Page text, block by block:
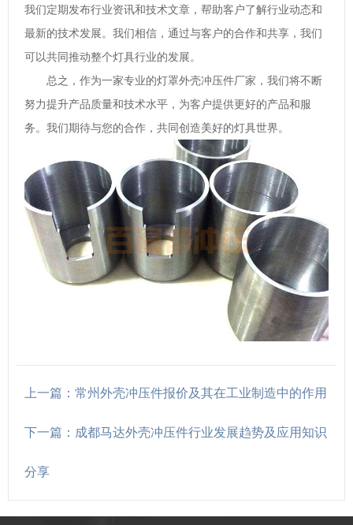
我们定期发布行业资讯和技术文章，帮助客户了解行业动态和
最新的技术发展。我们相信，通过与客户的合作和共享，我们
可以共同推动整个灯具行业的发展。
总之，作为一家专业的灯罩外壳冲压件厂家，我们将不断
努力提升产品质量和技术水平，为客户提供更好的产品和服
务。我们期待与您的合作，共同创造美好的灯具世界。
上一篇：常州外壳冲压件报价及其在工业制造中的作用
下一篇：成都马达外壳冲压件行业发展趋势及应用知识
分享